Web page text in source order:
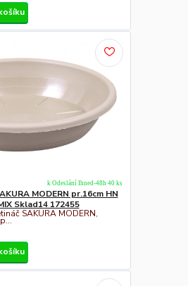
MODERN pr.16cm HN
Sklad14 172455
SAKURA MODERN,
k Odeslání Ihned-48h 40 ks